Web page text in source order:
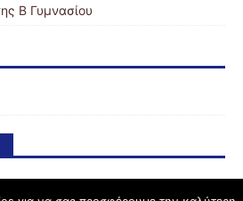
Β Γυμνασίου